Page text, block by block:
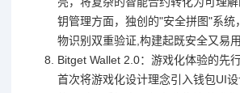
钥管理方面，独创的"安全拼图"系统
物识别双重验证,构建起既安全又易
Bitget Wallet 2.0：游戏化体验的先
首次将游戏化设计理念引入钱包UI